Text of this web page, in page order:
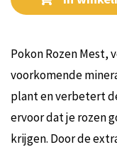
Pokon Rozen
voorkomende
plant en verbetert
ervoor dat je rozen
krijgen. Door de